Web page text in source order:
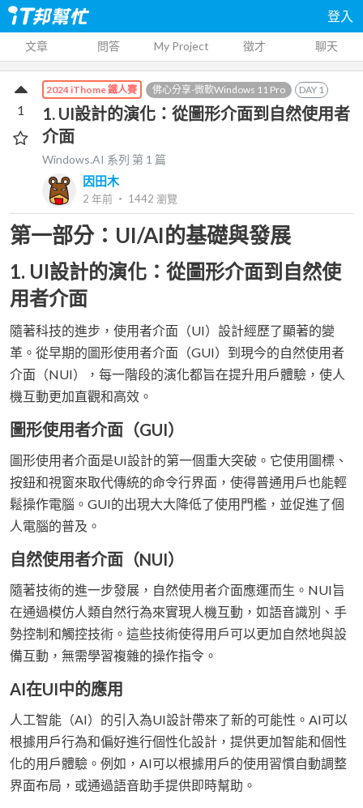
登入
文章 問答 My Project 徵才 聊天
2024 iThome 鐵人賽 佛心分享-微軟Windows 11 Pro DAY 1
1. UI設計的演化：從圖形介面到自然使用者
介面
Windows.AI 系列 第 1 篇
因田木
2 年前 ‧ 1442 瀏覽
1
第一部分：UI/AI的基礎與發展
1. UI設計的演化：從圖形介面到自然使
用者介面
隨著科技的進步，使用者介面（UI）設計經歷了顯著的變
革。從早期的圖形使用者介面（GUI）到現今的自然使用者
介面（NUI），每一階段的演化都旨在提升用戶體驗，使人
機互動更加直觀和高效。
圖形使用者介面（GUI）
圖形使用者介面是UI設計的第一個重大突破。它使用圖標、
按鈕和視窗來取代傳統的命令行界面，使得普通用戶也能輕
鬆操作電腦。GUI的出現大大降低了使用門檻，並促進了個
人電腦的普及。
自然使用者介面（NUI）
隨著技術的進一步發展，自然使用者介面應運而生。NUI旨
在通過模仿人類自然行為來實現人機互動，如語音識別、手
勢控制和觸控技術。這些技術使得用戶可以更加自然地與設
備互動，無需學習複雜的操作指令。
AI在UI中的應用
人工智能（AI）的引入為UI設計帶來了新的可能性。AI可以
根據用戶行為和偏好進行個性化設計，提供更加智能和個性
化的用戶體驗。例如，AI可以根據用戶的使用習慣自動調整
界面布局，或通過語音助手提供即時幫助。